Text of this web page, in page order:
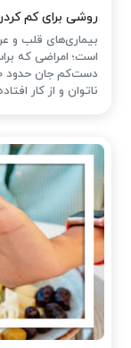
روشی برای کم
بیماری‌های قلب و
است؛ امراضی که
ناتوان و از کار